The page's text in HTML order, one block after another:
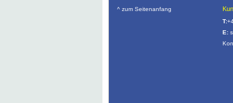
^ zum Seitenanfang
T:
E: